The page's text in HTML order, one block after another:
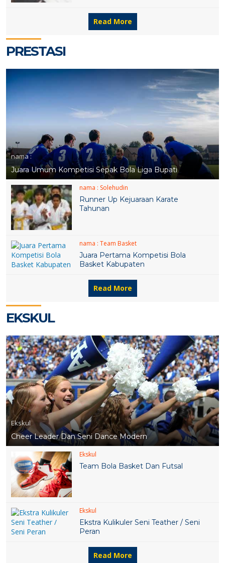
Read More
PRESTASI
nama :
Juara Umum Kompetisi Sepak Bola Liga Bupati
nama : Solehudin
Runner Up Kejuaraan Karate
Tahunan
nama :Team Basket
Juara Pertama Kompetisi Bola
Basket Kabupaten
Read More
EKSKUL
Ekskul
Cheer Leader Dan Seni Dance Modern
Ekskul
Team Bola Basket Dan Futsal
Ekskul
Ekstra Kulikuler Seni Teather / Seni
Peran
Read More